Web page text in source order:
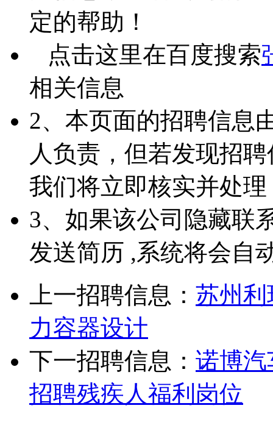
定的帮助！
点击这里在百度搜索
相关信息
2、本页面的招聘信息
人负责，但若发现招
我们将立即核实并处理
3、如果该公司隐藏联
发送简历 ,系统将会自
上一招聘信息： 苏州
力容器设计
下一招聘信息： 诺博
招聘残疾人福利岗位